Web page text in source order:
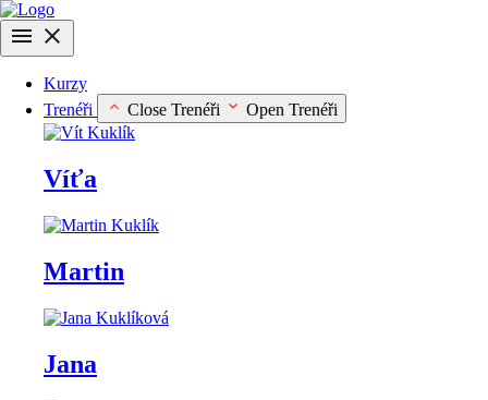
Přejít
k
obsahu
Kurzy
Trenéři
Close Trenéři Open Trenéři
Víťa
Martin
Jana